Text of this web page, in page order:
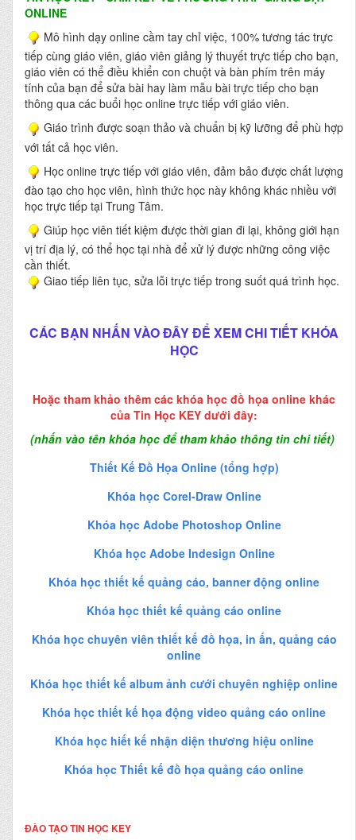
ONLINE
Mô hình dạy online cầm tay chỉ việc, 100% tương tác trực
tiếp cùng giáo viên, giáo viên giảng lý thuyết trực tiếp cho bạn,
giáo viên có thể điều khiển con chuột và bàn phím trên máy
tính của bạn để sửa bài hay làm mẫu bài trực tiếp cho bạn
thông qua các buổi học online trực tiếp với giáo viên.
Giáo trình được soạn thảo và chuẩn bị kỹ lưỡng để phù hợp
với tất cả học viên.
Học online trực tiếp với giáo viên, đảm bảo được chất lượng
đào tạo cho học viên, hình thức học này không khác nhiều với
học trực tiếp tại Trung Tâm.
Giúp học viên tiết kiệm được thời gian đi lại, không giới hạn
vị trí địa lý, có thể học tại nhà để xử lý được những công việc
cần thiết.
Giao tiếp liên tục, sửa lỗi trực tiếp trong suốt quá trình học.
CÁC BẠN NHẤN VÀO ĐÂY ĐỂ XEM CHI TIẾT KHÓA
HỌC
Hoặc tham khảo thêm các khóa học đồ họa online khác
của Tin Học KEY dưới đây:
(nhấn vào tên khóa học để tham khảo thông tin chi tiết)
Thiết Kế Đồ Họa Online (tổng hợp)
Khóa học Corel-Draw Online
Khóa học Adobe Photoshop Online
Khóa học Adobe Indesign Online
Khóa học thiết kế quảng cáo, banner động online
Khóa học thiết kế quảng cáo online
Khóa học chuyên viên thiết kế đồ họa, in ấn, quảng cáo
online
Khóa học thiết kế album ảnh cưới chuyên nghiệp online
Khóa học thiết kế họa động video quảng cáo online
Khóa học hiết kế nhận diện thương hiệu online
Khóa học Thiết kế đồ họa quảng cáo online
ĐÀO TẠO TIN HỌC KEY